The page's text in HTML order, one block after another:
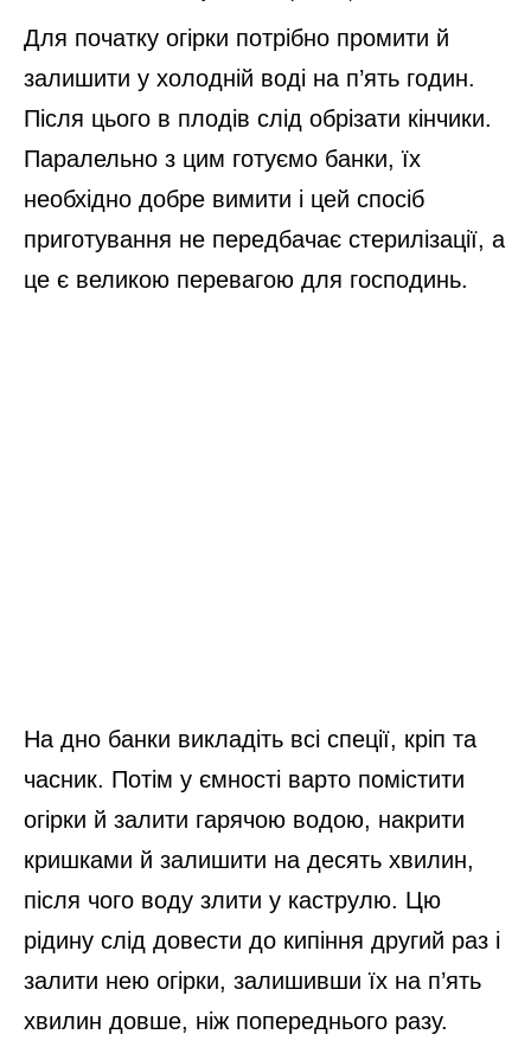
Для початку огірки потрібно промити й
залишити у холодній воді на п’ять годин.
Після цього в плодів слід обрізати кінчики.
Паралельно з цим готуємо банки, їх
необхідно добре вимити і цей спосіб
приготування не передбачає стерилізації, а
це є великою перевагою для господинь.
На дно банки викладіть всі спеції, кріп та
часник. Потім у ємності варто помістити
огірки й залити гарячою водою, накрити
кришками й залишити на десять хвилин,
після чого воду злити у каструлю. Цю
рідину слід довести до кипіння другий раз і
залити нею огірки, залишивши їх на п’ять
хвилин довше, ніж попереднього разу.